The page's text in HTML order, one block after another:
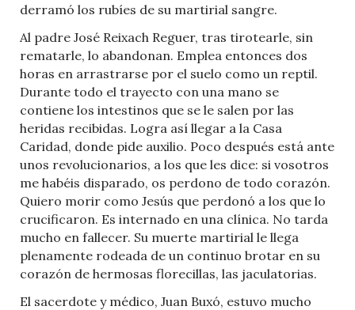
derramó los rubíes de su martirial sangre.
Al padre José Reixach Reguer, tras tirotearle, sin
rematarle, lo abandonan. Emplea entonces dos
horas en arrastrarse por el suelo como un reptil.
Durante todo el trayecto con una mano se
contiene los intestinos que se le salen por las
heridas recibidas. Logra así llegar a la Casa
Caridad, donde pide auxilio. Poco después está ante
unos revolucionarios, a los que les dice: si vosotros
me habéis disparado, os perdono de todo corazón.
Quiero morir como Jesús que perdonó a los que lo
crucificaron. Es internado en una clínica. No tarda
mucho en fallecer. Su muerte martirial le llega
plenamente rodeada de un continuo brotar en su
corazón de hermosas florecillas, las jaculatorias.
El sacerdote y médico, Juan Buxó, estuvo mucho